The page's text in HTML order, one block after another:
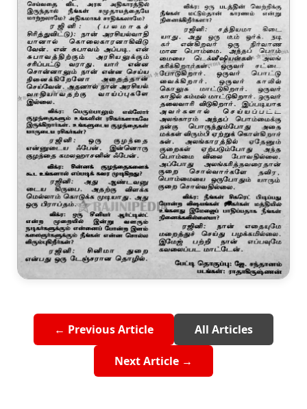
← Previous Article All Articles
Next Article →